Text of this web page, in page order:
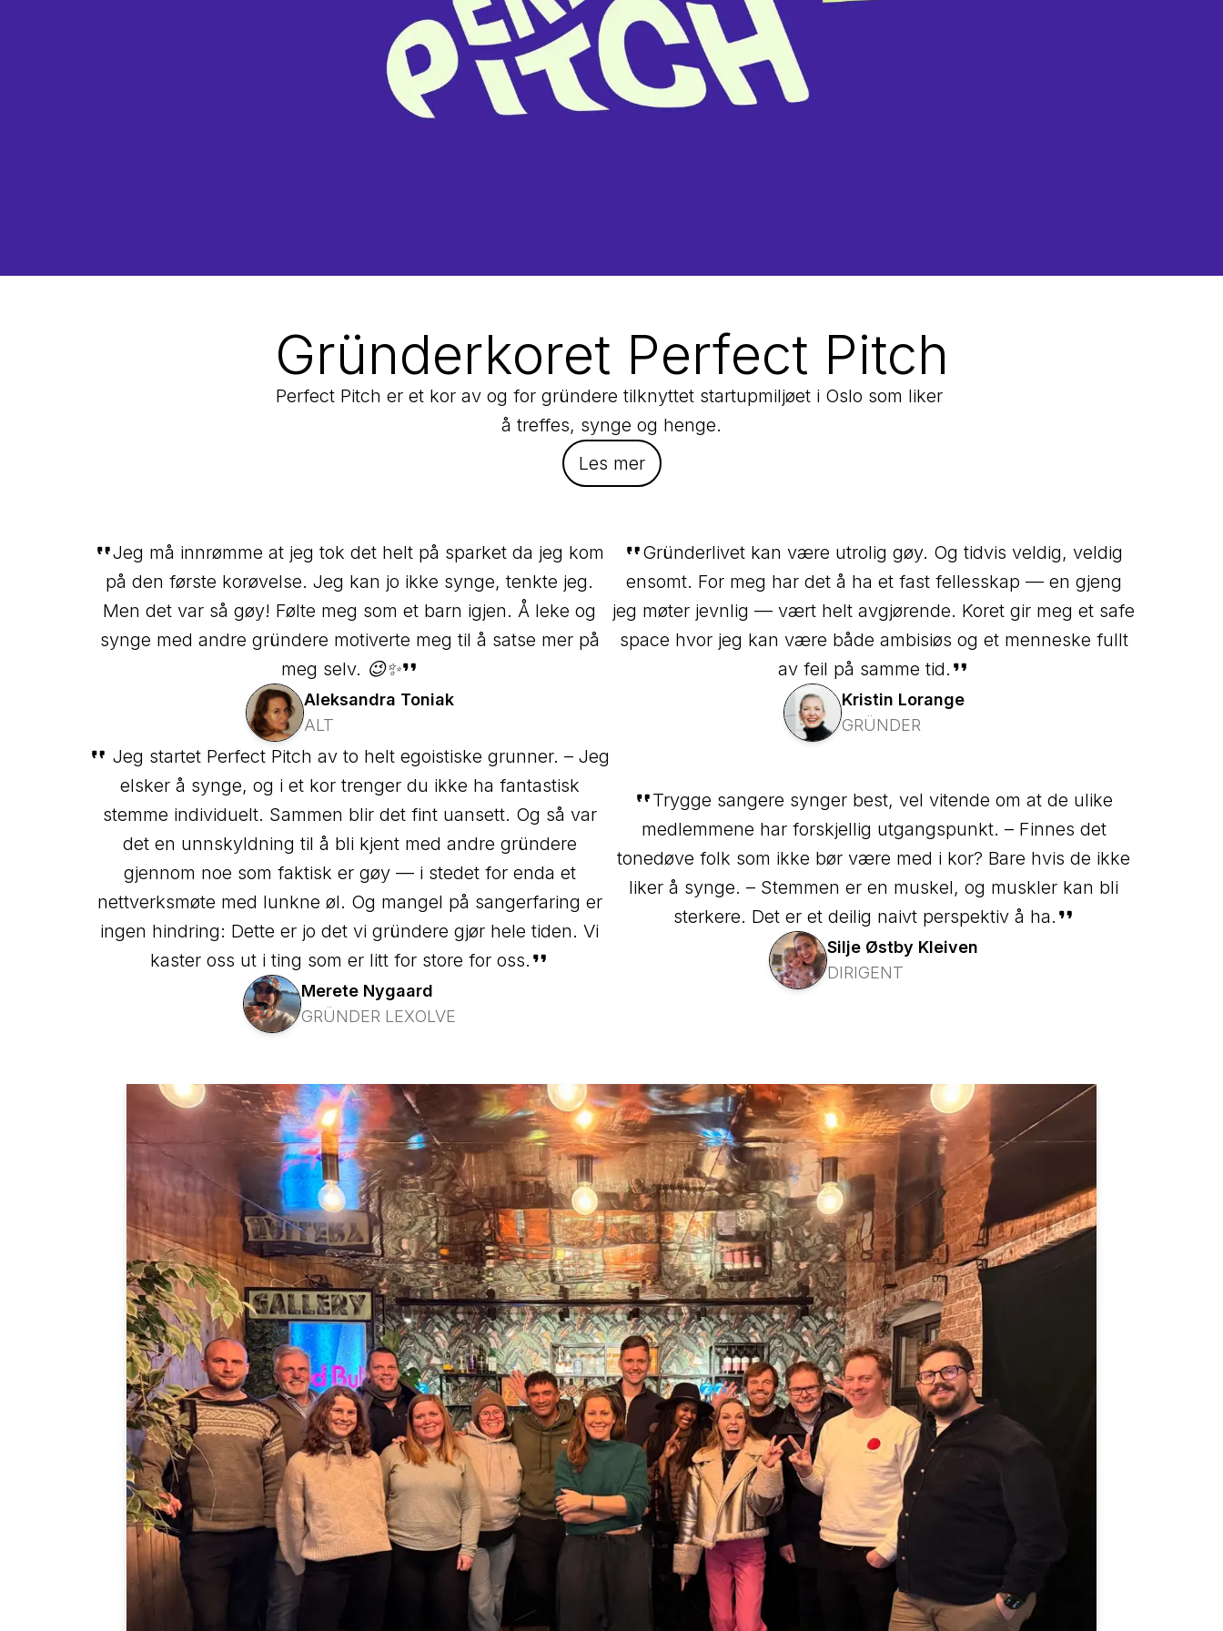
Gründerkoret Perfect Pitch
Perfect Pitch er et kor av og for gründere tilknyttet startupmiljøet i Oslo som liker
å treffes, synge og henge.
Les mer
Jeg må innrømme at jeg tok det helt på sparket da jeg kom
på den første korøvelse. Jeg kan jo ikke synge, tenkte jeg.
Men det var så gøy! Følte meg som et barn igjen. Å leke og
synge med andre gründere motiverte meg til å satse mer på
meg selv. 😉✨
Aleksandra Toniak
ALT
Gründerlivet kan være utrolig gøy. Og tidvis veldig, veldig
ensomt. For meg har det å ha et fast fellesskap — en gjeng
jeg møter jevnlig — vært helt avgjørende. Koret gir meg et safe
space hvor jeg kan være både ambisiøs og et menneske fullt
av feil på samme tid.
Kristin Lorange
GRÜNDER
Jeg startet Perfect Pitch av to helt egoistiske grunner. – Jeg
elsker å synge, og i et kor trenger du ikke ha fantastisk
stemme individuelt. Sammen blir det fint uansett. Og så var
det en unnskyldning til å bli kjent med andre gründere
gjennom noe som faktisk er gøy — i stedet for enda et
nettverksmøte med lunkne øl. Og mangel på sangerfaring er
ingen hindring: Dette er jo det vi gründere gjør hele tiden. Vi
kaster oss ut i ting som er litt for store for oss.
Merete Nygaard
GRÜNDER LEXOLVE
Trygge sangere synger best, vel vitende om at de ulike
medlemmene har forskjellig utgangspunkt. – Finnes det
tonedøve folk som ikke bør være med i kor? Bare hvis de ikke
liker å synge. – Stemmen er en muskel, og muskler kan bli
sterkere. Det er et deilig naivt perspektiv å ha.
Silje Østby Kleiven
DIRIGENT